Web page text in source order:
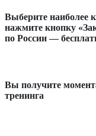
Выберите наиболее
нажмите кнопку
по России —
Вы получите
тренинга